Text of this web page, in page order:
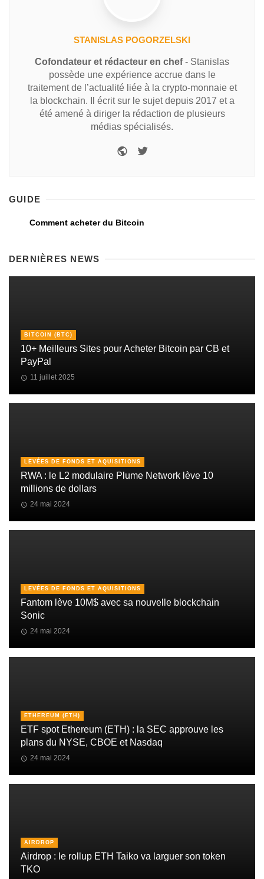
STANISLAS POGORZELSKI
Cofondateur et rédacteur en chef- Stanislas
possède une expérience accrue dans le
traitement de l’actualité liée à la crypto-monnaie et
la blockchain. Il écrit sur le sujet depuis 2017 et a
été amené à diriger la rédaction de plusieurs
médias spécialisés.
GUIDE
Comment acheter du Bitcoin
DERNIÈRES NEWS
BITCOIN (BTC)
10+ Meilleurs Sites pour Acheter Bitcoin par CB et
PayPal
11 juillet 2025
LEVÉES DE FONDS ET AQUISITIONS
RWA : le L2 modulaire Plume Network lève 10
millions de dollars
24 mai 2024
LEVÉES DE FONDS ET AQUISITIONS
Fantom lève 10M$ avec sa nouvelle blockchain
Sonic
24 mai 2024
ETHEREUM (ETH)
ETF spot Ethereum (ETH) : la SEC approuve les
plans du NYSE, CBOE et Nasdaq
24 mai 2024
AIRDROP
Airdrop : le rollup ETH Taiko va larguer son token
TKO